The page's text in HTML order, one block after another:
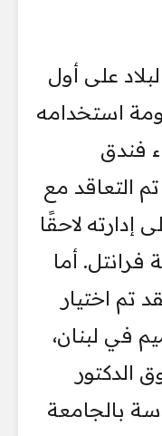
على أول
استخدامه
فندق
التعاقد مع
إدارته لاحقًا
فرانتل. أما
تم اختيار
في لبنان،
الدكتور
بالجامعة